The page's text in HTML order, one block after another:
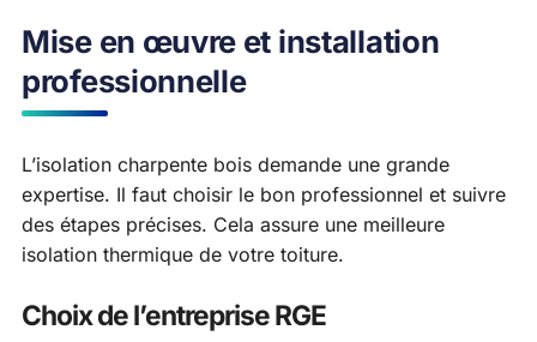
Mise en œuvre et installation
professionnelle
L’isolation charpente bois demande une grande
expertise. Il faut choisir le bon professionnel et suivre
des étapes précises. Cela assure une meilleure
isolation thermique de votre toiture.
Choix de l’entreprise RGE